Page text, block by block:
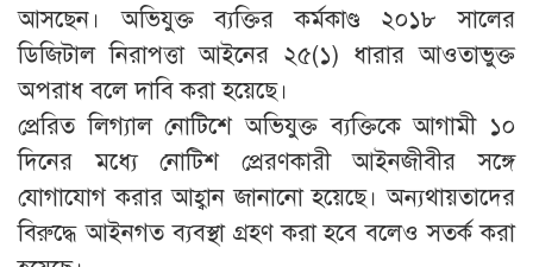
আসছেন। অভিযুক্ত ব্যক্তির কর্মকাণ্ড ২০১৮ সালের
ডিজিটাল নিরাপত্তা আইনের ২৫(১) ধারার আওতাভুক্ত
অপরাধ বলে দাবি করা হয়েছে।
প্রেরিত লিগ্যাল নোটিশে অভিযুক্ত ব্যক্তিকে আগামী ১০
দিনের মধ্যে নোটিশ প্রেরণকারী আইনজীবীর সঙ্গে
যোগাযোগ করার আহ্বান জানানো হয়েছে। অন্যথায়তাদের
বিরুদ্ধে আইনগত ব্যবস্থা গ্রহণ করা হবে বলেও সতর্ক করা